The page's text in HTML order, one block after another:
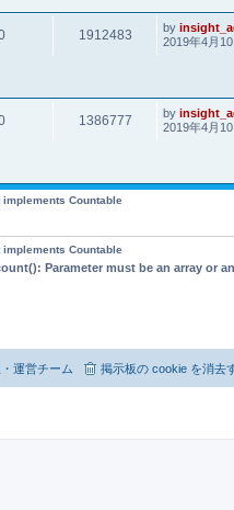
1912483 by
2019年4月
1386777 by
2019年4月
Countable
Countable
Parameter must be an array or
掲示板の cookie を消去
運営チーム